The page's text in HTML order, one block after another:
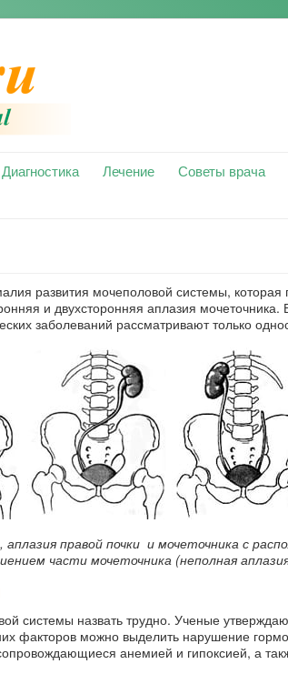
Диагностика Лечение Советы врача
развития мочеполовой системы, которая
и двухсторонняя аплазия
заболеваний рассматривают только
правой почки и мочеточника с
части мочеточника (неполная
системы назвать трудно. Ученые
факторов можно выделить нарушение
анемией и гипоксией, а